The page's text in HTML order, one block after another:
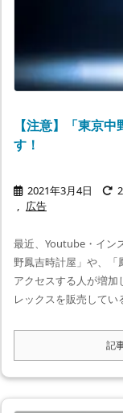
【注意】「東京
す！
2021年3月4日
, 広告
最近、Youtube・イン
野鳳吉時計屋」や、
アクセスする人が増加
レックスを販売して
記